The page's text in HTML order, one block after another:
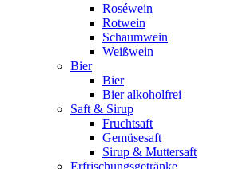
Roséwein
Rotwein
Schaumwein
Weißwein
Bier
Bier
Bier alkoholfrei
Saft & Sirup
Fruchtsaft
Gemüsesaft
Sirup & Muttersaft
Erfrischungsgetränke